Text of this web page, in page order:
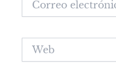
electrónico*
Web